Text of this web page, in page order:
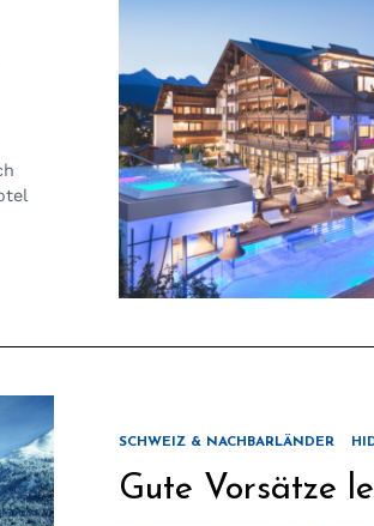
SCHWEIZ & NACHBARLÄNDER
Gute Vorsätze